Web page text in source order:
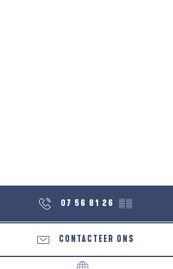
07 56 81 26 ▒▒
CONTACTEER ONS